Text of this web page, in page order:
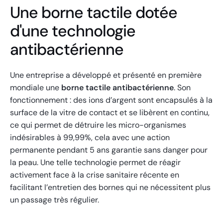
Une borne tactile dotée
d'une technologie
antibactérienne
Une entreprise a développé et présenté en première
mondiale une borne tactile antibactérienne. Son
fonctionnement : des ions d’argent sont encapsulés à la
surface de la vitre de contact et se libèrent en continu,
ce qui permet de détruire les micro-organismes
indésirables à 99,99%, cela avec une action
permanente pendant 5 ans garantie sans danger pour
la peau. Une telle technologie permet de réagir
activement face à la crise sanitaire récente en
facilitant l’entretien des bornes qui ne nécessitent plus
un passage très régulier.